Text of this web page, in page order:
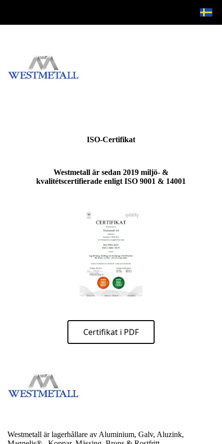
ISO-Certifikat
Westmetall är sedan 2019 miljö- &
kvalitétscertifierade enligt ISO 9001 & 14001
Certifikat i PDF
Westmetall är lagerhållare av Aluminium, Galv, Aluzink,